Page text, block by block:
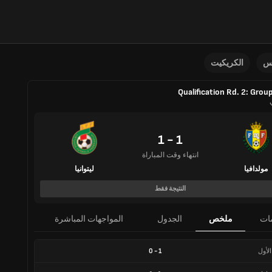
الكريكيت
Qualification Rd. 2:
مولدافيا
1 - 1
انتهاء وقت المباراة
ليتوانيا
النتيجة فقط
ملخص الجدول المواجهات المباشرة
1
-
0